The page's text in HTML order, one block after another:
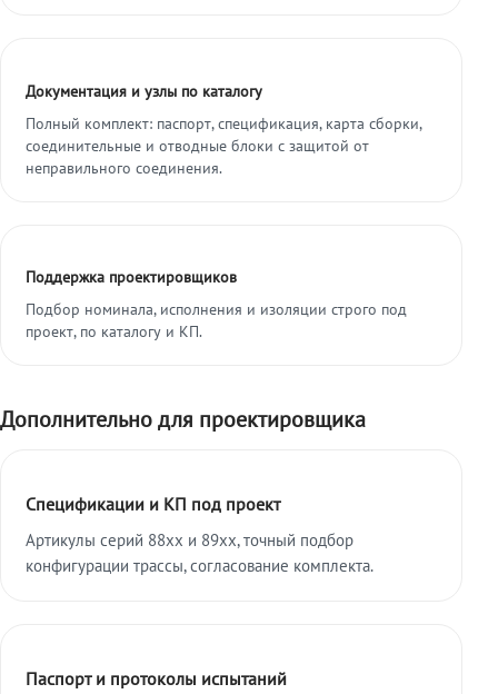
Документация и узлы по каталогу
Полный комплект: паспорт, спецификация, карта сборки,
соединительные и отводные блоки с защитой от
неправильного соединения.
Поддержка проектировщиков
Подбор номинала, исполнения и изоляции строго под
проект, по каталогу и КП.
Дополнительно для проектировщика
Спецификации и КП под проект
Артикулы серий 88xx и 89xx, точный подбор
конфигурации трассы, согласование комплекта.
Паспорт и протоколы испытаний